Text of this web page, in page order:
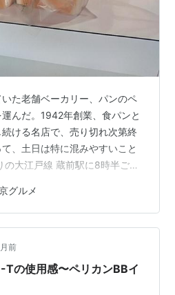
た老舗ベーカリー、パンのペ
んだ。1942年創業、食パンと
ける名店で、売り切れ次第終
、土日は特に混みやすいこと
大江戸線 蔵前駅に8時半ごろ
ーカリーは並びなし。そのま
た。 ずっしり重く、きめ細か
トにすると外カリッと中もっ
感が強いタイプ。なおロール
始で、土日は早めに売り切れ
のまま徒歩すぐ…
グルメ
前
の使用感〜ペリカンBBイ